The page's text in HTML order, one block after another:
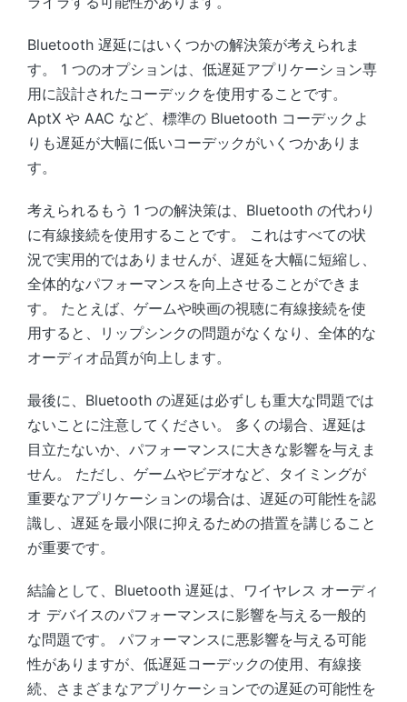
Bluetooth 遅延にはいくつかの解決策が考えられま
す。 1 つのオプションは、低遅延アプリケーション専
用に設計されたコーデックを使用することです。
AptX や AAC など、標準の Bluetooth コーデックよ
りも遅延が大幅に低いコーデックがいくつかありま
す。
考えられるもう 1 つの解決策は、Bluetooth の代わり
に有線接続を使用することです。 これはすべての状
況で実用的ではありませんが、遅延を大幅に短縮し、
全体的なパフォーマンスを向上させることができま
す。 たとえば、ゲームや映画の視聴に有線接続を使
用すると、リップシンクの問題がなくなり、全体的な
オーディオ品質が向上します。
最後に、Bluetooth の遅延は必ずしも重大な問題では
ないことに注意してください。 多くの場合、遅延は
目立たないか、パフォーマンスに大きな影響を与えま
せん。 ただし、ゲームやビデオなど、タイミングが
重要なアプリケーションの場合は、遅延の可能性を認
識し、遅延を最小限に抑えるための措置を講じること
が重要です。
結論として、Bluetooth 遅延は、ワイヤレス オーディ
オ デバイスのパフォーマンスに影響を与える一般的
な問題です。 パフォーマンスに悪影響を与える可能
性がありますが、低遅延コーデックの使用、有線接
続、さまざまなアプリケーションでの遅延の可能性を